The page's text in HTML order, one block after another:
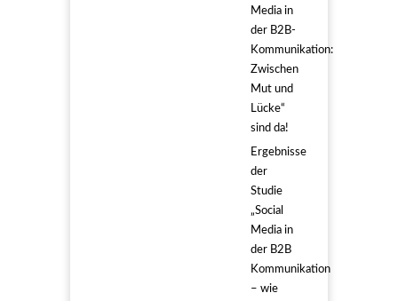
Media in
der B2B-
Kommunikation:
Zwischen
Mut und
Lücke“
sind da!
Ergebnisse
der
Studie
„Social
Media in
der B2B
Kommunikation
– wie